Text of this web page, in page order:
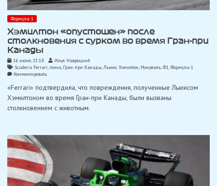
Формула-1
Хэмилтон «опустошен» после
столкновения с сурком во время Гран-при
Канады
16 июня, 13:18
Илья Навроцкий
Scuderia Ferrari, гонка, Гран-при Канады,Льюис Хэмилтон, Монреаль,Ф1,Формула-1
Комментироватьon
«опустошен»
столкновения
с
Гран-
Канады
«Ferrari» подтвердила, что повреждения, полученные Льюисом
Хэмилтоном во время Гран-при Канады, были вызваны
столкновением с животным.